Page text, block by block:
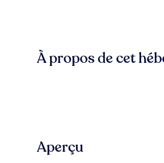
À propos de cet
Aperçu